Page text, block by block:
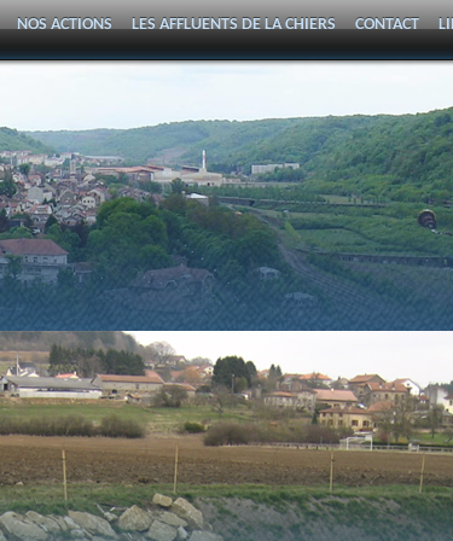
NOS ACTIONS LES AFFLUENTS DE LA CHIERS CONTACT